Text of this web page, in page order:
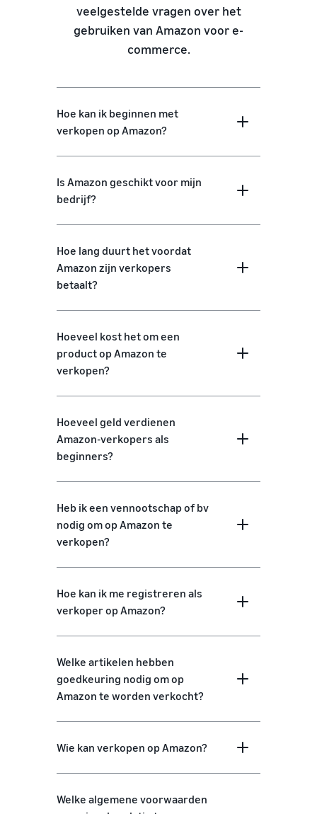
veelgestelde vragen over het
gebruiken van Amazon voor e-
commerce.
Hoe kan ik beginnen met
verkopen op Amazon?
Is Amazon geschikt voor mijn
bedrijf?
Hoe lang duurt het voordat
Amazon zijn verkopers
betaalt?
Hoeveel kost het om een
product op Amazon te
verkopen?
Hoeveel geld verdienen
Amazon-verkopers als
beginners?
Heb ik een vennootschap of bv
nodig om op Amazon te
verkopen?
Hoe kan ik me registreren als
verkoper op Amazon?
Welke artikelen hebben
goedkeuring nodig om op
Amazon te worden verkocht?
Wie kan verkopen op Amazon?
Welke algemene voorwaarden